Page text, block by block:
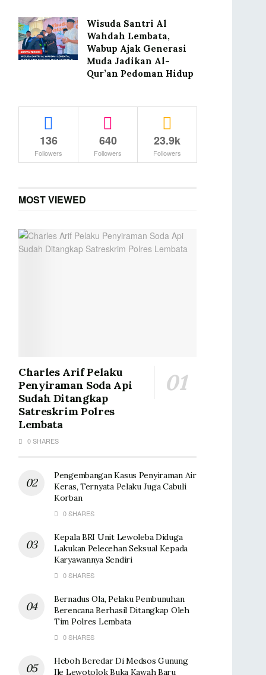
Wisuda Santri Al
Wahdah Lembata,
Wabup Ajak Generasi
Muda Jadikan Al-
Qur’an Pedoman Hidup
136
Followers
640
Followers
23.9k
Followers
MOST VIEWED
Charles Arif Pelaku
Penyiraman Soda Api
Sudah Ditangkap
Satreskrim Polres
Lembata
0 SHARES
Pengembangan Kasus Penyiraman Air
Keras, Ternyata Pelaku Juga Cabuli
Korban
0 SHARES
Kepala BRI Unit Lewoleba Diduga
Lakukan Pelecehan Seksual Kepada
Karyawannya Sendiri
0 SHARES
Bernadus Ola, Pelaku Pembunuhan
Berencana Berhasil Ditangkap Oleh
Tim Polres Lembata
0 SHARES
Heboh Beredar Di Medsos Gunung
Ile Lewotolok Buka Kawah Baru